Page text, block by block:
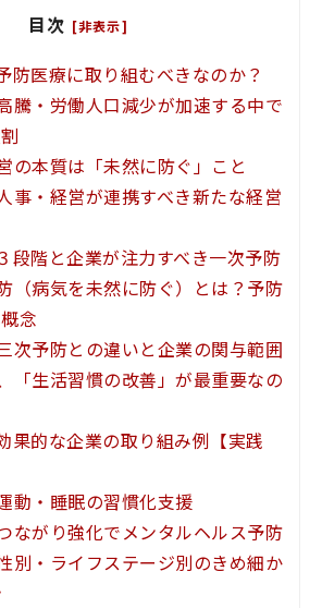
目次 [非表示]
防医療に取り組むべきなのか？
騰・労働人口減少が加速する中で
の本質は「未然に防ぐ」こと
事・経営が連携すべき新たな経営
段階と企業が注力すべき一次予防
（病気を未然に防ぐ）とは？予防
念
次予防との違いと企業の関与範囲
「生活習慣の改善」が最重要なの
果的な企業の取り組み例【実践
動・睡眠の習慣化支援
ながり強化でメンタルヘルス予防
別・ライフステージ別のきめ細か